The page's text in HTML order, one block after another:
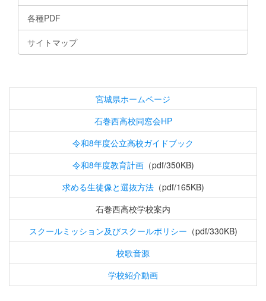
各種PDF
サイトマップ
宮城県ホームページ
石巻西高校同窓会HP
令和8年度公立高校ガイドブック
令和8年度教育計画（pdf/350KB)
求める生徒像と選抜方法（pdf/165KB)
石巻西高校学校案内
スクールミッション及びスクールポリシー （pdf/330KB)
校歌音源
学校紹介動画